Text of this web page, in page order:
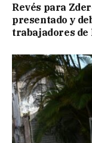
Revés para
presentado y
trabajadores de